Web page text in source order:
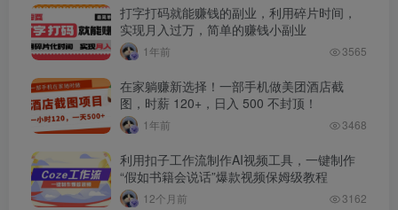
打字打码就能赚钱的副业，利用碎片时间，
实现月入过万，简单的赚钱小副业
1年前 3565
在家躺赚新选择！一部手机做美团酒店截
图，时薪 120+，日入 500 不封顶！
1年前 3468
利用扣子工作流制作AI视频工具，一键制作
“假如书籍会说话”爆款视频保姆级教程
12个月前 3162